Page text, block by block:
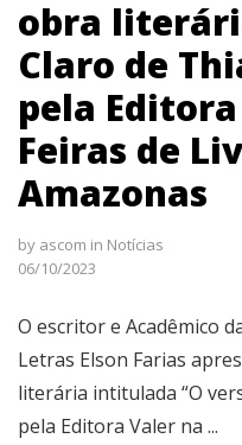
obra
Claro de
pela
Feiras de
Amazonas
by ascom in Notícias
06/10/2023
O escritor e Acadêmico
Letras Elson Farias
literária intitulada “O
pela Editora Valer na ...